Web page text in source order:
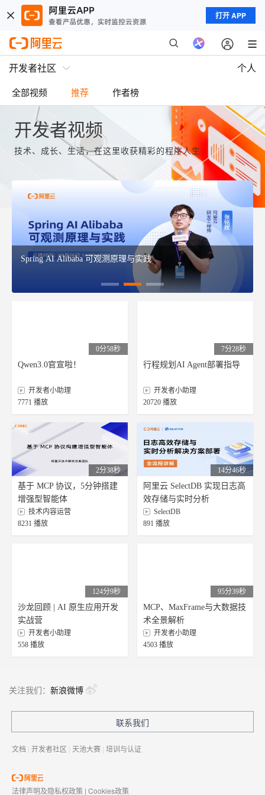
打开 APP
开发者社区 个人
全部视频 推荐 作者榜
开发者视频
技术、成长、生活，在这里收获精彩的程序人生
Spring AI Alibaba 可观测原理与实践
0分58秒
Qwen3.0官宣啦！
开发者小助理
7771 播放
7分28秒
行程规划AI Agent部署指导
开发者小助理
20720 播放
2分38秒
基于 MCP 协议，5分钟搭建
增强型智能体
技术内容运营
8231 播放
14分46秒
阿里云 SelectDB 实现日志高
效存储与实时分析
SelectDB
891 播放
124分9秒
沙龙回顾 | AI 原生应用开发
实战营
开发者小助理
558 播放
95分39秒
MCP、MaxFrame与大数据技
术全景解析
开发者小助理
4503 播放
关注我们： 新浪微博
联系我们
文档 | 开发者社区 | 天池大赛 | 培训与认证
法律声明及隐私权政策 | Cookies政策